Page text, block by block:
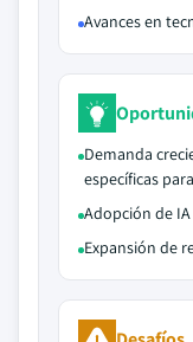
Avances en
Demanda
específicas
Adopción de
Expansión de